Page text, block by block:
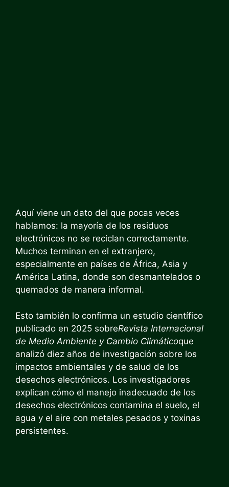
Aquí viene un dato del que pocas veces
hablamos: la mayoría de los residuos
electrónicos no se reciclan correctamente.
Muchos terminan en el extranjero,
especialmente en países de África, Asia y
América Latina, donde son desmantelados o
quemados de manera informal.
Esto también lo confirma un estudio científico
publicado en 2025 sobreRevista Internacional
de Medio Ambiente y Cambio Climáticoque
analizó diez años de investigación sobre los
impactos ambientales y de salud de los
desechos electrónicos. Los investigadores
explican cómo el manejo inadecuado de los
desechos electrónicos contamina el suelo, el
agua y el aire con metales pesados ​​y toxinas
persistentes.